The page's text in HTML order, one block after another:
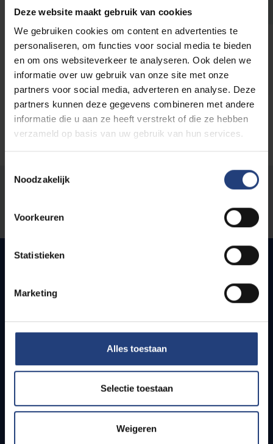
Deze website maakt gebruik van cookies
We gebruiken cookies om content en advertenties te
personaliseren, om functies voor social media te bieden
en om ons websiteverkeer te analyseren. Ook delen we
informatie over uw gebruik van onze site met onze
partners voor social media, adverteren en analyse. Deze
partners kunnen deze gegevens combineren met andere
informatie die u aan ze heeft verstrekt of die ze hebben
verzameld op basis van uw gebruik van hun services.
Noodzakelijk
Voorkeuren
Statistieken
Marketing
Alles toestaan
Selectie toestaan
Weigeren
met
12/02
-
2027
Krokusvakantie 2027 (8
Stond er een fout op deze pagina?
Webmail
Jobs
Bereikbaarheid
Campusfaciliteiten